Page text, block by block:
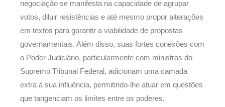
negociação se manifesta na capacidade de agrupar
votos, diluir resistências e até mesmo propor alterações
em textos para garantir a viabilidade de propostas
governamentais. Além disso, suas fortes conexões com
o Poder Judiciário, particularmente com ministros do
Supremo Tribunal Federal, adicionam uma camada
extra à sua influência, permitindo-lhe atuar em questões
que tangenciam os limites entre os poderes,